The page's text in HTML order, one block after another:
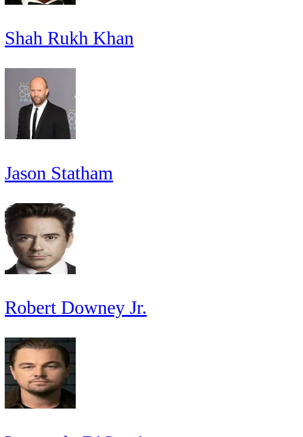
Shah Rukh Khan
Jason Statham
Robert Downey Jr.